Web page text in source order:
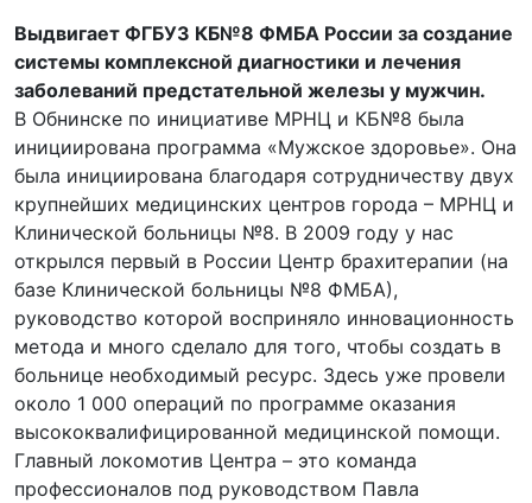
Выдвигает ФГБУЗ КБ№8 ФМБА России за создание
системы комплексной диагностики и лечения
заболеваний предстательной железы у мужчин.
В Обнинске по инициативе МРНЦ и КБ№8 была
инициирована программа «Мужское здоровье». Она
была инициирована благодаря сотрудничеству двух
крупнейших медицинских центров города – МРНЦ и
Клинической больницы №8. В 2009 году у нас
открылся первый в России Центр брахитерапии (на
базе Клинической больницы №8 ФМБА),
руководство которой восприняло инновационность
метода и много сделало для того, чтобы создать в
больнице необходимый ресурс. Здесь уже провели
около 1 000 операций по программе оказания
высококвалифицированной медицинской помощи.
Главный локомотив Центра – это команда
профессионалов под руководством Павла